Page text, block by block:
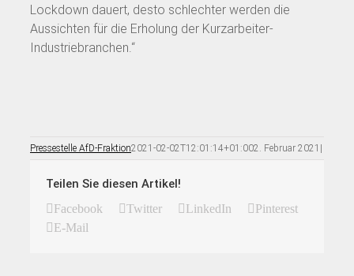
Lockdown dauert, desto schlechter werden die
Aussichten für die Erholung der Kurzarbeiter-
Industriebranchen.“
Pressestelle AfD-Fraktion2021-02-02T12:01:14+01:002. Februar 2021 |
Teilen Sie diesen Artikel!
Facebook Twitter LinkedIn
Pinterest
E-Mail